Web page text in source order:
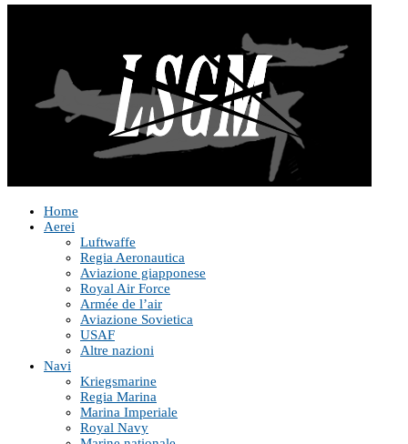
Home
Aerei
Luftwaffe
Regia Aeronautica
Aviazione giapponese
Royal Air Force
Armée de l’air
Aviazione Sovietica
USAF
Altre nazioni
Navi
Kriegsmarine
Regia Marina
Marina Imperiale
Royal Navy